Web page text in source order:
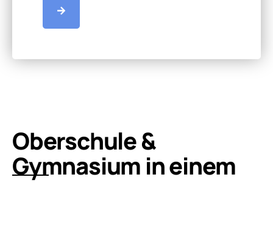
Oberschule &
Gymnasium in einem